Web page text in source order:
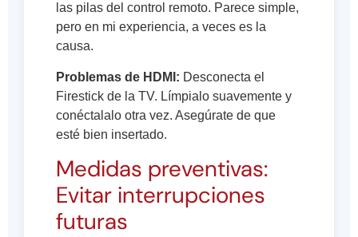
las pilas del control remoto. Parece simple,
pero en mi experiencia, a veces es la
causa.
Problemas de HDMI: Desconecta el
Firestick de la TV. Límpialo suavemente y
conéctalalo otra vez. Asegúrate de que
esté bien insertado.
Medidas preventivas:
Evitar interrupciones
futuras